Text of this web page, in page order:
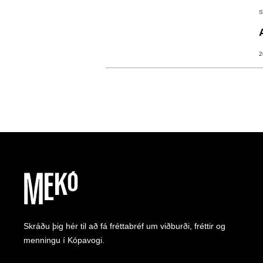
Skráðu þig hér til að fá fréttabréf um viðburði, fréttir og
menningu í Kópavogi.